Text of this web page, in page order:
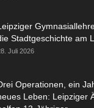
Stadtgeschichte am
Juli 2026
Operationen, ein
Leben: Leipziger